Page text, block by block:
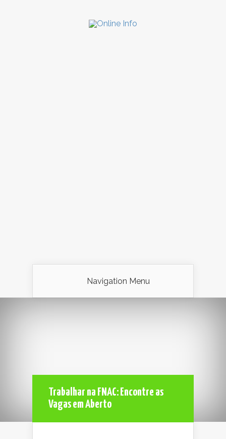
Navigation Menu
Trabalhar na FNAC: Encontre as
Vagas em Aberto